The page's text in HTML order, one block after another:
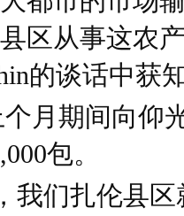
区从事这农
的谈话中获
月期间向仰
包。
我们扎伦县